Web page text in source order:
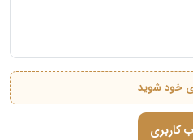
خود شوید
کاربری